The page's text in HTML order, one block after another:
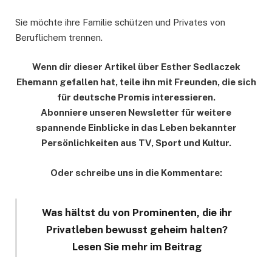
Sie möchte ihre Familie schützen und Privates von
Beruflichem trennen.
Wenn dir dieser Artikel über Esther Sedlaczek
Ehemann gefallen hat, teile ihn mit Freunden, die sich
für deutsche Promis interessieren.
Abonniere unseren Newsletter für weitere
spannende Einblicke in das Leben bekannter
Persönlichkeiten aus TV, Sport und Kultur.
Oder schreibe uns in die Kommentare:
Was hältst du von Prominenten, die ihr
Privatleben bewusst geheim halten?
Lesen Sie mehr im Beitrag